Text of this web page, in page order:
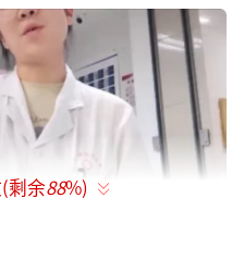
剩余88%)